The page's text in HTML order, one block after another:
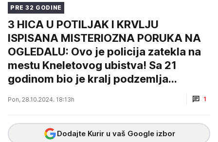
PRE 32 GODINE
3 HICA U POTILJAK I KRVLJU
ISPISANA MISTERIOZNA PORUKA NA
OGLEDALU: Ovo je policija zatekla na
mestu Kneletovog ubistva! Sa 21
godinom bio je kralj podzemlja...
Pon, 28.10.2024. 18:13h 1
Dodajte Kurir u vaš Google izbor